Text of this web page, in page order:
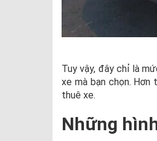
Tuy vậy, đây chỉ là
xe mà bạn chọn.
thuê xe.
Những